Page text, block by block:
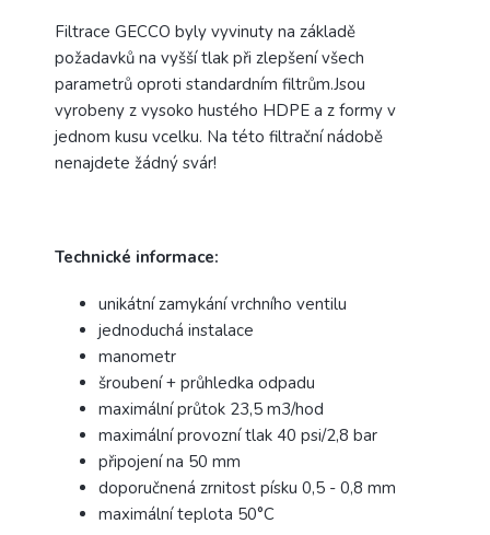
Filtrace GECCO byly vyvinuty na základě
požadavků na vyšší tlak při zlepšení všech
parametrů oproti standardním filtrům.Jsou
vyrobeny z vysoko hustého HDPE a z formy v
jednom kusu vcelku. Na této filtrační nádobě
nenajdete žádný svár!
Technické informace:
unikátní zamykání vrchního ventilu
jednoduchá instalace
manometr
šroubení + průhledka odpadu
maximální průtok 23,5 m3/hod
maximální provozní tlak 40 psi/2,8 bar
připojení na 50 mm
doporučnená zrnitost písku 0,5 - 0,8 mm
maximální teplota 50°C